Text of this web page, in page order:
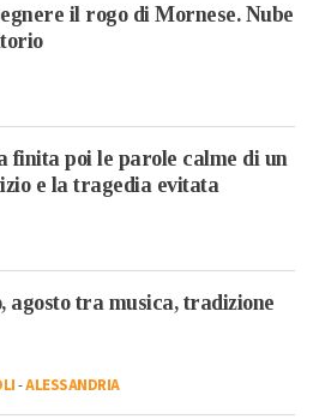
il rogo di Mornese. Nube
finita poi le parole calme di un
e la tragedia evitata
agosto tra musica, tradizione
-ALESSANDRIA